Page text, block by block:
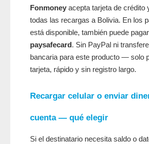
Fonmoney acepta tarjeta de crédito
todas las recargas a Bolivia. En los
está disponible, también puede
paysafecard. Sin PayPal ni
bancaria para este producto — solo
tarjeta, rápido y sin registro largo.
Recargar celular o enviar
cuenta — qué elegir
Si el destinatario necesita saldo o